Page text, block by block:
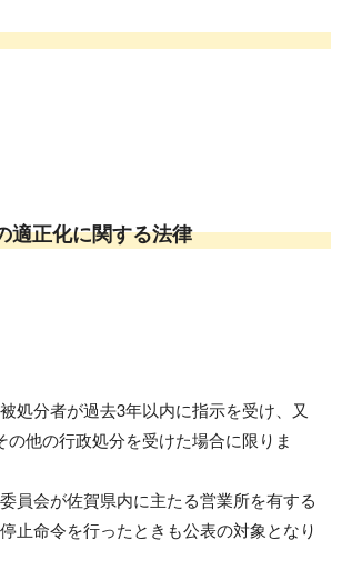
適正化に関する法律
処分者が過去3年以内に指示を受け、又
の他の行政処分を受けた場合に限りま
員会が佐賀県内に主たる営業所を有する
止命令を行ったときも公表の対象となり